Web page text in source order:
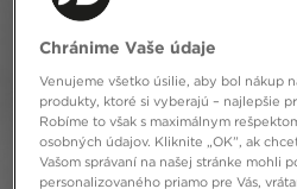
Chránime Vaše údaje
Venujeme všetko úsilie, aby bol nákup
produkty, ktoré si vyberajú – najlepšie
Robíme to však s maximálnym
osobných údajov. Kliknite „OK”, ak
Vašom správaní na našej stránke mohli
personalizovaného priamo pre Vás,